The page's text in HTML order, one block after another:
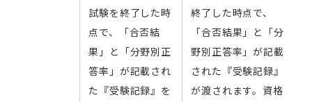
試験を終了した時
点で、「合否結
果」と「分野別正
答率」が記載され
た『受験記録』を
終了した時点で、
「合否結果」と「分
野別正答率」が記載
された『受験記録』
が渡されます。資格